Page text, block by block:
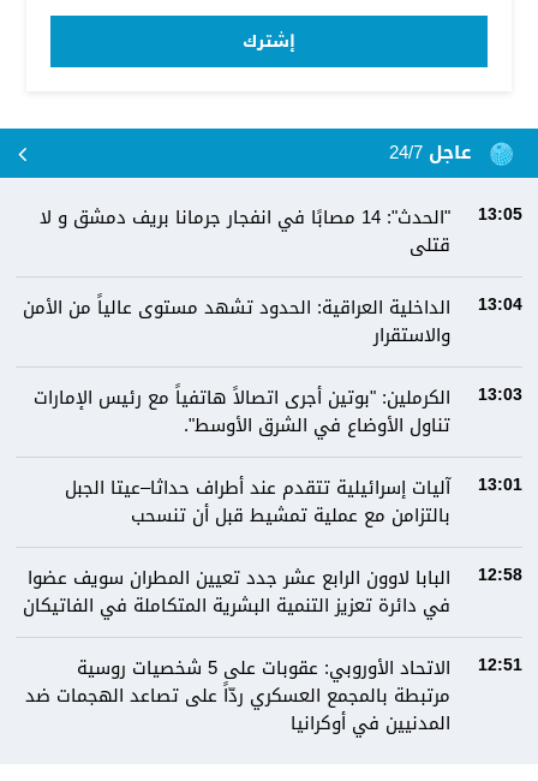
إشترك
عاجل 24/7
13:05
"الحدث": 14 مصابًا في انفجار جرمانا بريف دمشق و لا
قتلى
13:04
الداخلية العراقية: الحدود تشهد مستوى عالياً من الأمن
والاستقرار
13:03
الكرملين: "بوتين أجرى اتصالاً هاتفياً مع رئيس الإمارات
تناول الأوضاع في الشرق الأوسط".
13:01
آليات إسرائيلية تتقدم عند أطراف حداثا–عيتا الجبل
بالتزامن مع عملية تمشيط قبل أن تنسحب
12:58
البابا لاوون الرابع عشر جدد تعيين المطران سويف عضوا
في دائرة تعزيز التنمية البشرية المتكاملة في الفاتيكان
12:51
الاتحاد الأوروبي: عقوبات على 5 شخصيات روسية
مرتبطة بالمجمع العسكري ردّاً على تصاعد الهجمات ضد
المدنيين في أوكرانيا